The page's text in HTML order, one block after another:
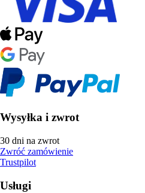
Wysyłka i zwrot
30 dni na zwrot
Zwróć zamówienie
Trustpilot
Usługi